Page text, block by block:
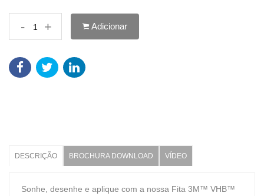
- + Adicionar
DESCRIÇÃO BROCHURA DOWNLOAD VÍDEO
Sonhe, desenhe e aplique com a nossa Fita 3M™ VHB™